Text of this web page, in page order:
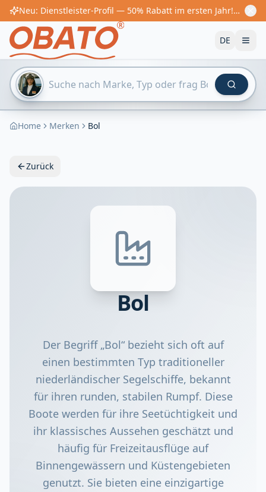
Neu: Dienstleister-Profil — 50% Rabatt im ersten Jahr! Ab €60/Jahr
DE
Home Merken Bol
Zurück
Bol
Der Begriff „Bol“ bezieht sich oft auf
einen bestimmten Typ traditioneller
niederländischer Segelschiffe, bekannt
für ihren runden, stabilen Rumpf. Diese
Boote werden für ihre Seetüchtigkeit und
ihr klassisches Aussehen geschätzt und
häufig für Freizeitausflüge auf
Binnengewässern und Küstengebieten
genutzt. Sie bieten eine einzigartige